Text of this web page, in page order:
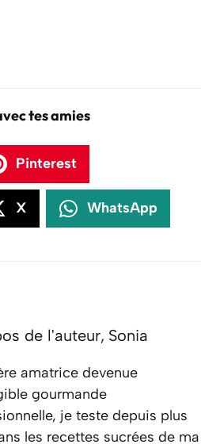
tes amies
Pinterest
X WhatsApp
de l'auteur, Sonia
amatrice devenue
gourmande
je teste depuis plus
les recettes sucrées de ma